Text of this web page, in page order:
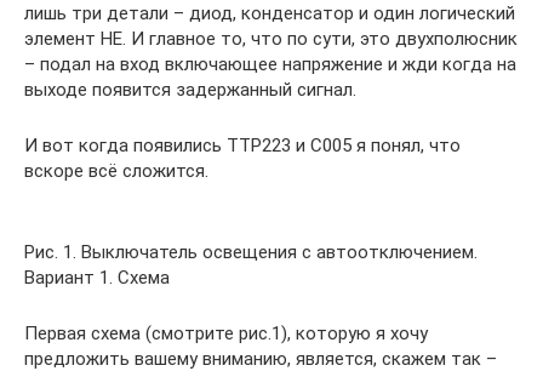
лишь три детали – диод, конденсатор и один логический
элемент НЕ. И главное то, что по сути, это двухполюсник
– подал на вход включающее напряжение и жди когда на
выходе появится задержанный сигнал.
И вот когда появились TTP223 и C005 я понял, что
вскоре всё сложится.
Рис. 1. Выключатель освещения с автоотключением.
Вариант 1. Схема
Первая схема (смотрите рис.1), которую я хочу
предложить вашему вниманию, является, скажем так –